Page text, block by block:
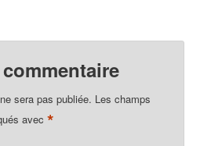
sera pas publiée. Les champs
avec*